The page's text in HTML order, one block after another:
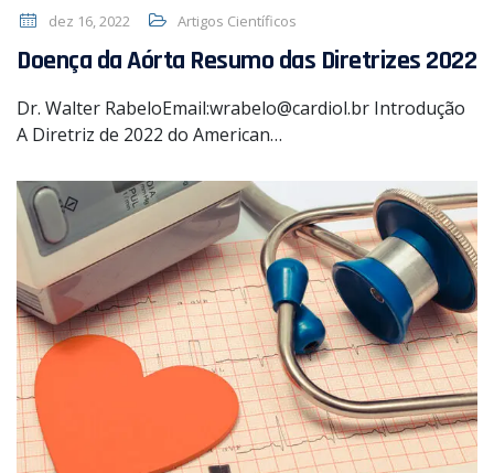
dez 16, 2022 Artigos Científicos
Doença da Aórta Resumo das Diretrizes 2022
Dr. Walter RabeloEmail:wrabelo@cardiol.br Introdução
A Diretriz de 2022 do American…